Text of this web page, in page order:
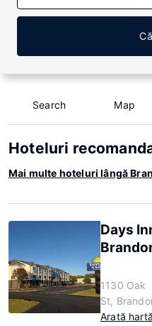
Search Map
Hoteluri
Mai multe hoteluri lângă
Days
1130 Oak
St,
Arată hartă